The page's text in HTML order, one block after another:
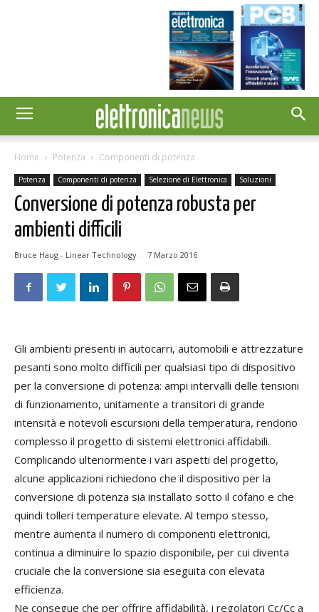
Home Potenza Componenti di potenza
Potenza Componenti di potenza Selezione di Elettronica Soluzioni
Conversione di potenza robusta per
ambienti difficili
Bruce Haug - Linear Technology - 7 Marzo 2016
Gli ambienti presenti in autocarri, automobili e attrezzature
pesanti sono molto difficili per qualsiasi tipo di dispositivo
per la conversione di potenza: ampi intervalli delle tensioni
di funzionamento, unitamente a transitori di grande
intensità e notevoli escursioni della temperatura, rendono
complesso il progetto di sistemi elettronici affidabili.
Complicando ulteriormente i vari aspetti del progetto,
alcune applicazioni richiedono che il dispositivo per la
conversione di potenza sia installato sotto il cofano e che
quindi tolleri temperature elevate. Al tempo stesso,
mentre aumenta il numero di componenti elettronici,
continua a diminuire lo spazio disponibile, per cui diventa
cruciale che la conversione sia eseguita con elevata
efficienza.
Ne consegue che per offrire affidabilità, i regolatori Cc/Cc a